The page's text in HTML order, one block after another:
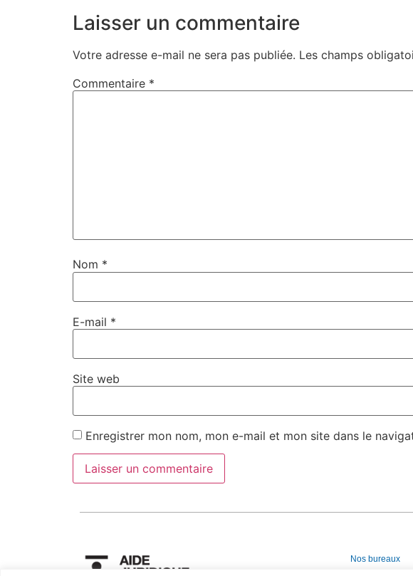
Laisser un commentaire
Votre adresse e-mail ne sera pas publiée. Les champs
Commentaire *
Nom *
E-mail *
Site web
Enregistrer mon nom, mon e-mail et mon site dans le
Nos bureaux